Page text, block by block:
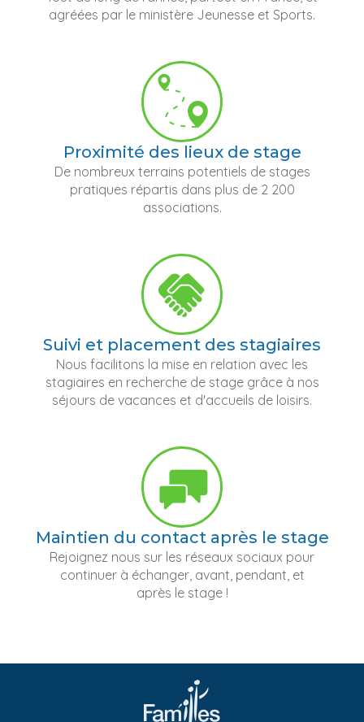
agréées par le ministère Jeunesse et Sports.
Proximité des lieux de stage
De nombreux terrains potentiels de stages
pratiques répartis dans plus de 2 200
associations.
Suivi et placement des stagiaires
Nous facilitons la mise en relation avec les
stagiaires en recherche de stage grâce à nos
séjours de vacances et d'accueils de loisirs.
Maintien du contact après le stage
Rejoignez nous sur les réseaux sociaux pour
continuer à échanger, avant, pendant, et
après le stage !